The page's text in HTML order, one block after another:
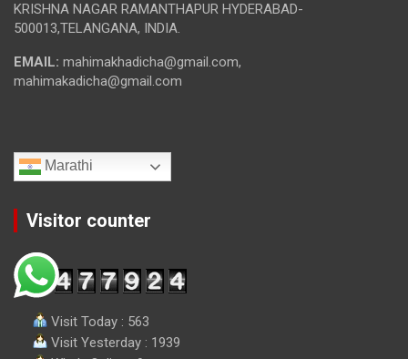
KRISHNA NAGAR RAMANTHAPUR HYDERABAD-
500013,TELANGANA, INDIA.
EMAIL: mahimakhadicha@gmail.com,
mahimakadicha@gmail.com
Marathi
Visitor counter
Visit Today : 563
Visit Yesterday : 1939